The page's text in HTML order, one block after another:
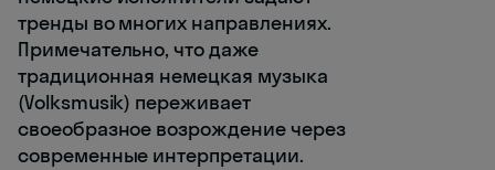
тренды во многих направлениях.
Примечательно, что даже
традиционная немецкая музыка
(Volksmusik) переживает
своеобразное возрождение через
современные интерпретации.